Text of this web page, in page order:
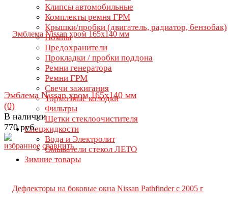
Клипсы автомобильные
Комплекты ремня ГРМ
Крышки/пробки (двигатель, радиатор, бензобак)
Помпы
Предохранители
Прокладки / пробки поддона
Ремни генератора
Ремни ГРМ
Свечи зажигания
Тормозные колодки
Фильтры
Щетки стеклоочистителя
Спецжидкости
Вода и Электролит
Омыватели стекол ЛЕТО
Зимние товары
избранное сравнить
Эмблема Nissan хром 165х140 мм
(0)
В наличии
770 руб.